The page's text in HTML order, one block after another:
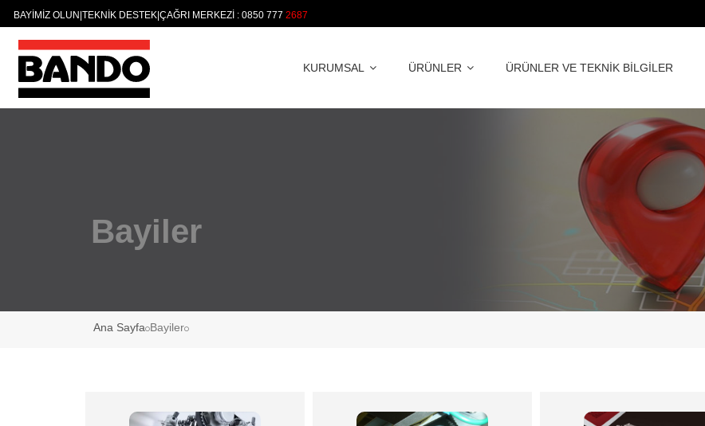
BAYİMİZ OLUN TEKNİK DESTEK ÇAĞRI MERKEZİ : 0850 777
KURUMSAL ÜRÜNLER ÜRÜNLER VE TEKNİK BİLGİLER
Bayiler
Ana Sayfa Bayiler